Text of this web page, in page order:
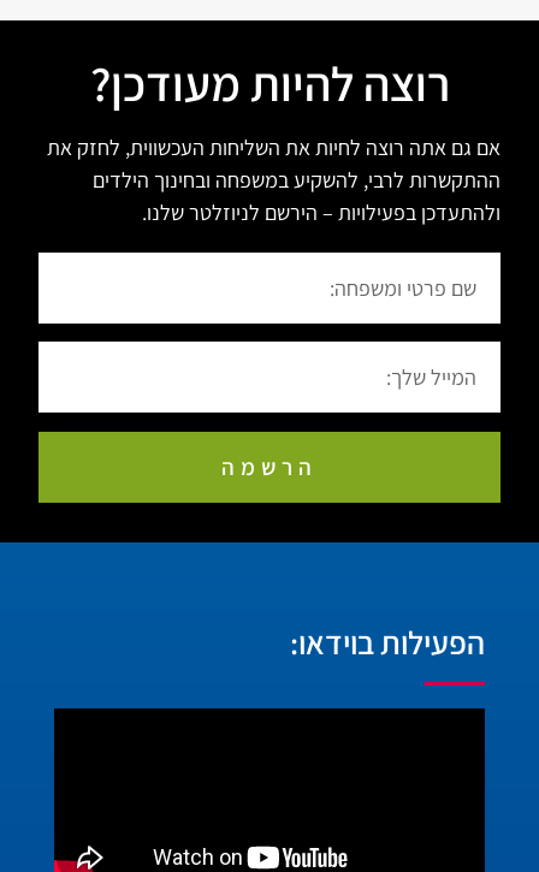
רוצה להיות מעודכן?
אם גם אתה רוצה לחיות את השליחות העכשווית, לחזק את
ההתקשרות לרבי, להשקיע במשפחה ובחינוך הילדים
ולהתעדכן בפעילויות – הירשם לניוזלטר שלנו.
הרשמה
הפעילות בוידאו: